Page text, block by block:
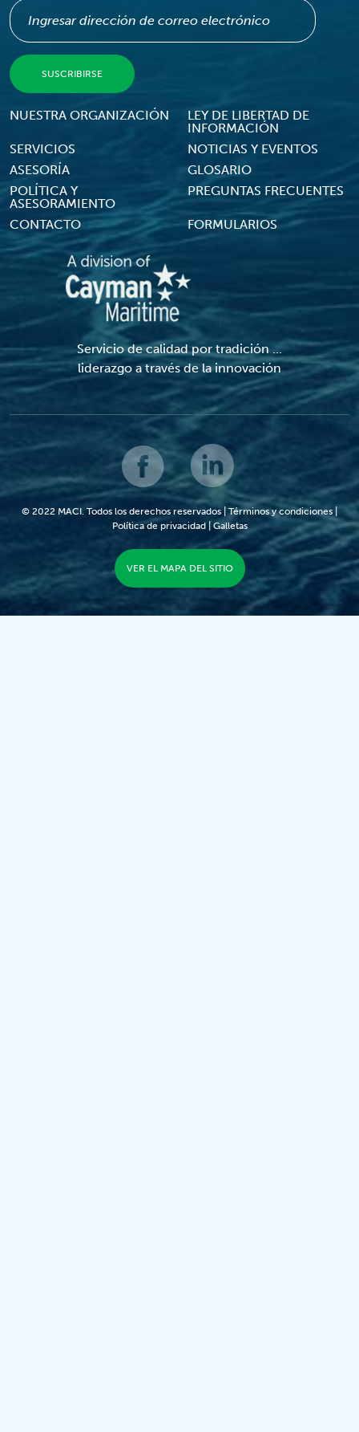
Footer Menu
NUESTRA ORGANIZACIÓN
LEY DE LIBERTAD DE
INFORMACIÓN
SERVICIOS
NOTICIAS Y EVENTOS
ASESORÍA
GLOSARIO
POLÍTICA Y
ASESORAMIENTO
PREGUNTAS FRECUENTES
CONTACTO FORMULARIOS
Servicio de calidad por tradición ...
liderazgo a través de la innovación
© 2022 MACI. Todos los derechos reservados | Términos y condiciones
Política de privacidad| Galletas
VER EL MAPA DEL SITIO